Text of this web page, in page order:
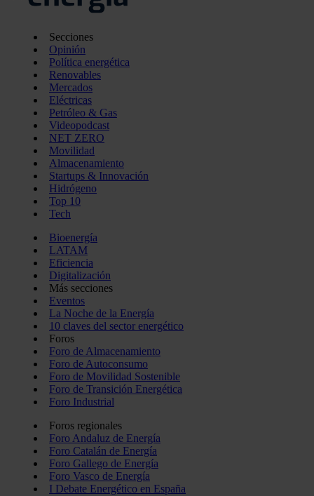
Secciones
Opinión
Política energética
Renovables
Mercados
Eléctricas
Petróleo & Gas
Videopodcast
NET ZERO
Movilidad
Almacenamiento
Startups & Innovación
Hidrógeno
Top 10
Tech
Bioenergía
LATAM
Eficiencia
Digitalización
Más secciones
Eventos
La Noche de la Energía
10 claves del sector energético
Foros
Foro de Almacenamiento
Foro de Autoconsumo
Foro de Movilidad Sostenible
Foro de Transición Energética
Foro Industrial
Foros regionales
Foro Andaluz de Energía
Foro Catalán de Energía
Foro Gallego de Energía
Foro Vasco de Energía
I Debate Energético en España